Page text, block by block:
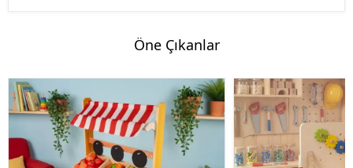
Öne Çıkanlar